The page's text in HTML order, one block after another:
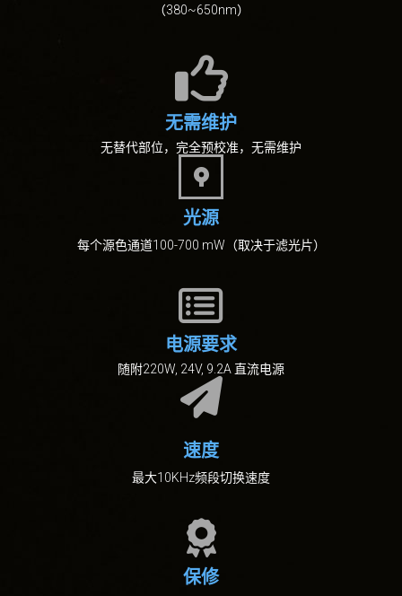
（380~650nm）
无需维护
无替代部位，完全预校准，无需维护
光源
每个源色通道100-700 mW（取决于滤光片）
电源要求
随附220W, 24V, 9.2A 直流电源
速度
最大10KHz频段切换速度
保修